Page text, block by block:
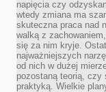
napięcia czy
wtedy zmiana ma
skuteczna praca nad
walką z
się za nim kryje.
najważniejszych
od nich w dużej
pozostaną teorią, czy
praktyką. Wielkie